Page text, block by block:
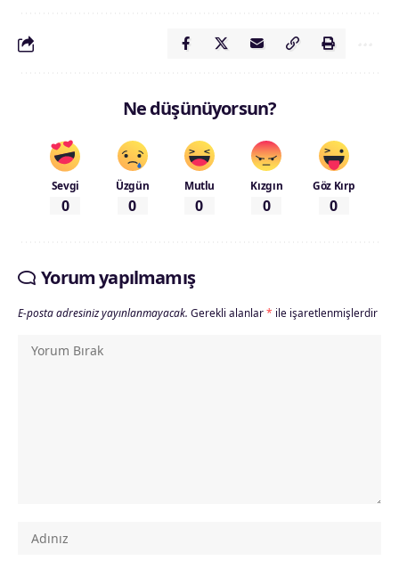
Ne düşünüyorsun?
Sevgi
0
Üzgün
0
Mutlu
0
Kızgın
0
Göz Kırp
0
Yorum yapılmamış
E-posta adresiniz yayınlanmayacak. Gerekli alanlar* ile işaretlenmişlerdir